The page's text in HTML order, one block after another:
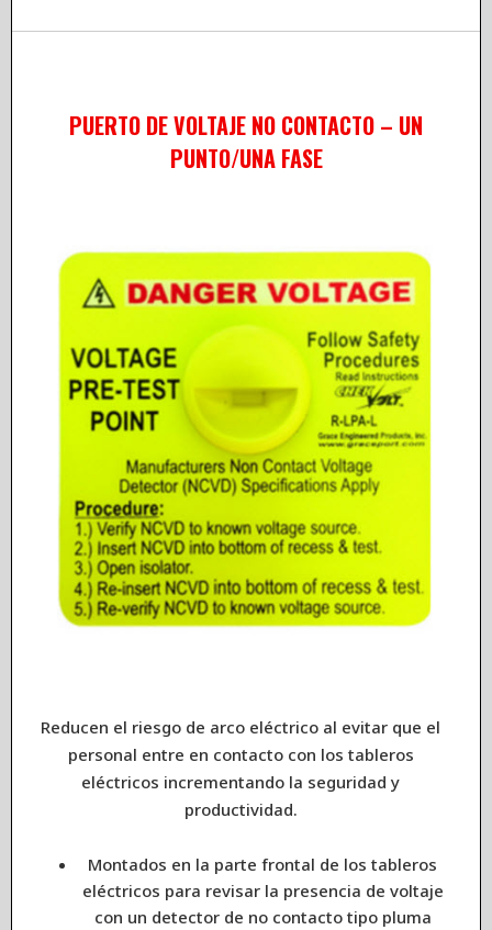
PUERTO DE VOLTAJE NO CONTACTO – UN
PUNTO/UNA FASE
Reducen el riesgo de arco eléctrico al evitar que el
personal entre en contacto con los tableros
eléctricos incrementando la seguridad y
productividad.
Montados en la parte frontal de los tableros
eléctricos para revisar la presencia de voltaje
con un detector de no contacto tipo pluma